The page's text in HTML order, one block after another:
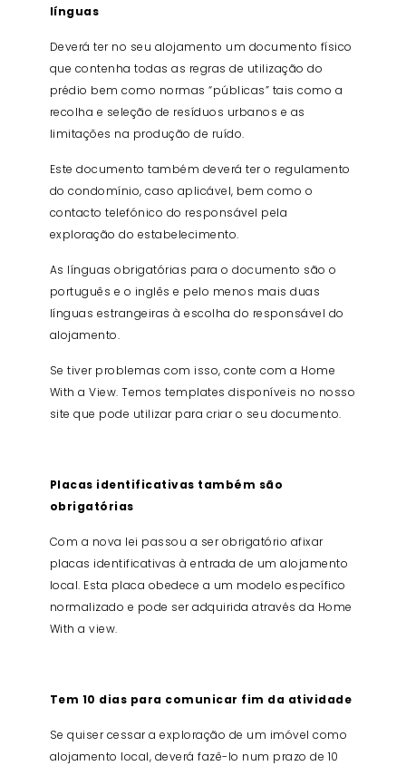
línguas
Deverá ter no seu alojamento um documento físico
que contenha todas as regras de utilização do
prédio bem como normas “públicas” tais como a
recolha e seleção de resíduos urbanos e as
limitações na produção de ruído.
Este documento também deverá ter o regulamento
do condomínio, caso aplicável, bem como o
contacto telefónico do responsável pela
exploração do estabelecimento.
As línguas obrigatórias para o documento são o
português e o inglês e pelo menos mais duas
línguas estrangeiras à escolha do responsável do
alojamento.
Se tiver problemas com isso, conte com a Home
With a View. Temos templates disponíveis no nosso
site que pode utilizar para criar o seu documento.
Placas identificativas também são
obrigatórias
Com a nova lei passou a ser obrigatório afixar
placas identificativas à entrada de um alojamento
local. Esta placa obedece a um modelo específico
normalizado e pode ser adquirida através da Home
With a view.
Tem 10 dias para comunicar fim da atividade
Se quiser cessar a exploração de um imóvel como
alojamento local, deverá fazê-lo num prazo de 10